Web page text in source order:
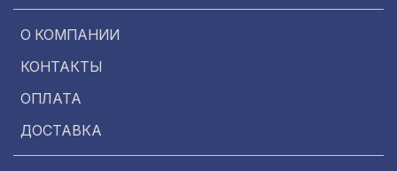
О КОМПАНИИ
КОНТАКТЫ
ОПЛАТА
ДОСТАВКА